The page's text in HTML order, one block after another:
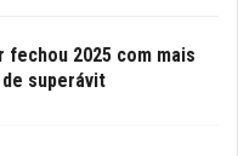
fechou 2025 com mais
de superávit